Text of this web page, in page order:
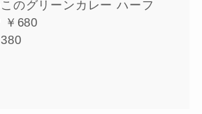
のグリーンカレー ハーフ
￥680